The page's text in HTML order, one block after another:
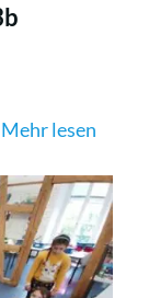
Mehr lesen
der
3b